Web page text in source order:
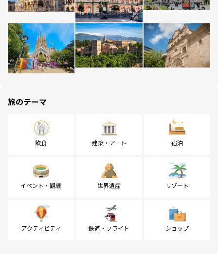
旅のテーマ
飲食 建築・アート 宿泊
イベント・観戦 世界遺産 リゾート
アクティビティ 鉄道・フライト ショップ